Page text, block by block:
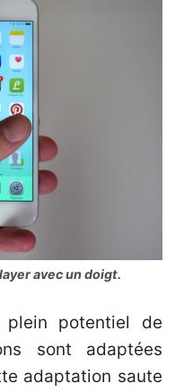
avec un doigt.
potentiel de
sont adaptées
adaptation saute